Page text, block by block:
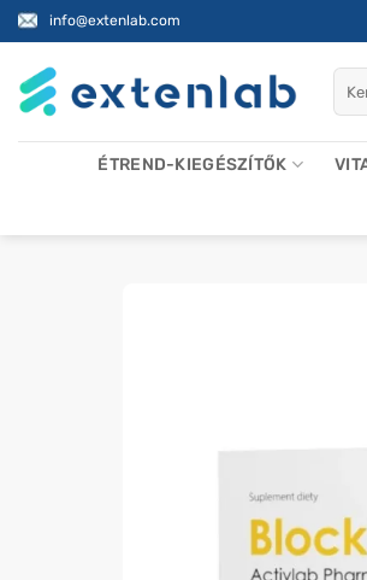
Skip
to
content
info@extenlab.com
ÉTREND-KIEGÉSZÍTŐK